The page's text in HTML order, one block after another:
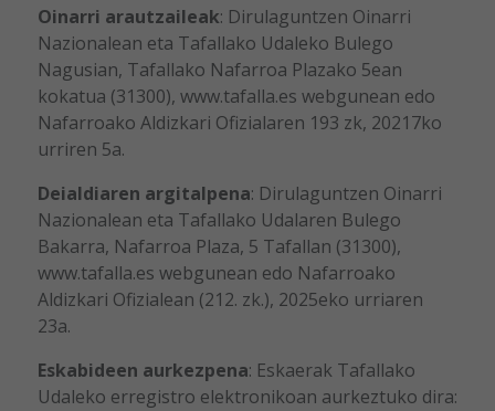
Oinarri arautzaileak: Dirulaguntzen Oinarri
Nazionalean eta Tafallako Udaleko Bulego
Nagusian, Tafallako Nafarroa Plazako 5ean
kokatua (31300), www.tafalla.es webgunean edo
Nafarroako Aldizkari Ofizialaren 193 zk, 20217ko
urriren 5a.
Deialdiaren argitalpena: Dirulaguntzen Oinarri
Nazionalean eta Tafallako Udalaren Bulego
Bakarra, Nafarroa Plaza, 5 Tafallan (31300),
www.tafalla.es webgunean edo Nafarroako
Aldizkari Ofizialean (212. zk.), 2025eko urriaren
23a.
Eskabideen aurkezpena: Eskaerak Tafallako
Udaleko erregistro elektronikoan aurkeztuko dira: